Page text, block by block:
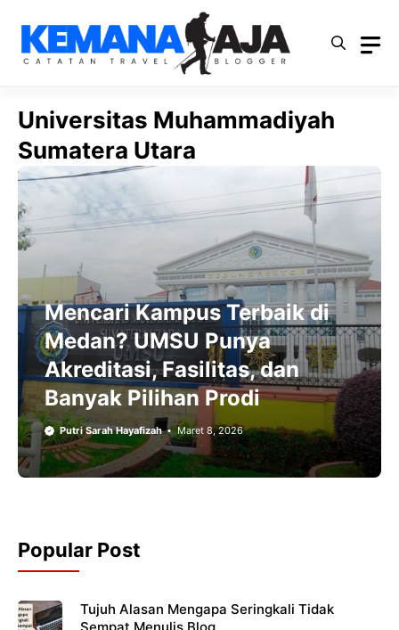
Universitas Muhammadiyah
Sumatera Utara
Mencari Kampus Terbaik di
Medan? UMSU Punya
Akreditasi, Fasilitas, dan
Banyak Pilihan Prodi
Putri Sarah Hayafizah Maret 8, 2026
Popular Post
Tujuh Alasan Mengapa Seringkali Tidak